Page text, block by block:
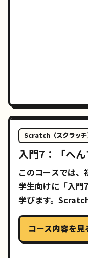
Scratch（スクラッチ
入門7：「へ
このコースでは
学生向けに「入門
学びます。
ムやアニメーショ
を目指します。
コース内容を見